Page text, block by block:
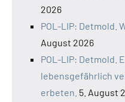
2026
POL-LIP: Detmold.
August 2026
POL-LIP: Detmold.
lebensgefährlich
erbeten. 5. August